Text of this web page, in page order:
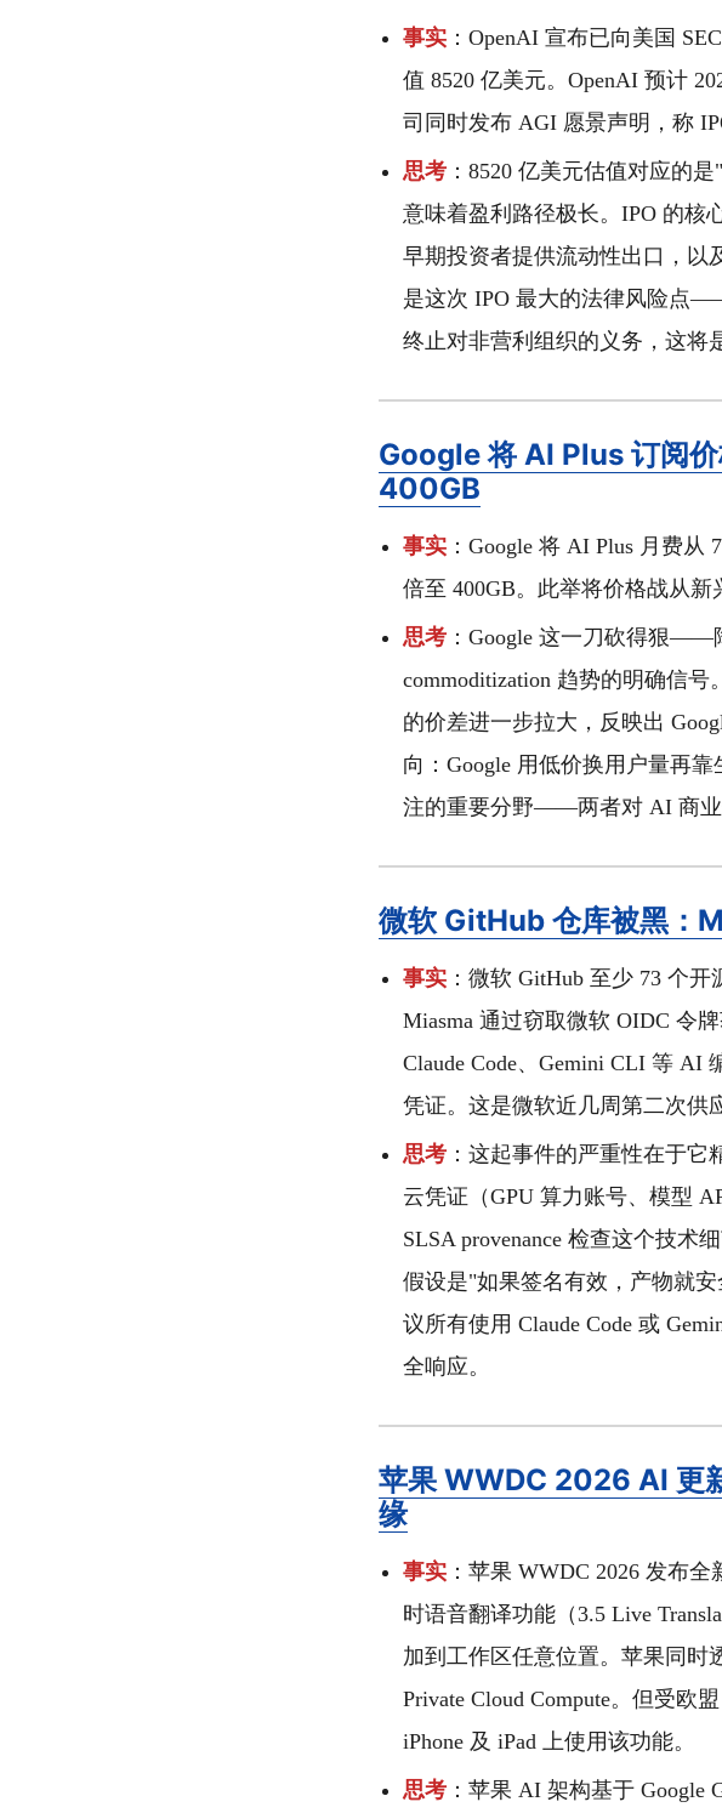
事实 ：OpenAI 宣布已向美国
值 8520 亿美元。OpenAI 预计
司同时发布 AGI 愿景声明，称
思考 ：8520 亿美元估值对应的
意味着盈利路径极长。IPO 的核
早期投资者提供流动性出口，以
是这次 IPO 最大的法律风险点
终止对非营利组织的义务，这将
Google 将 AI Plus 订阅
400GB
事实 ：Google 将 AI Plus 月费
倍至 400GB。此举将价格战从新
思考 ：Google 这一刀砍得狠——
commoditization 趋势的明确信号
的价差进一步拉大，反映出
向：Google 用低价换用户量再
注的重要分野——两者对 AI 商业
微软 GitHub 仓库被黑：
事实 ：微软 GitHub 至少 73 个
Miasma 通过窃取微软 OIDC 令
Claude Code、Gemini CLI 等 AI
凭证。这是微软近几周第二次供
思考 ：这起事件的严重性在于
云凭证（GPU 算力账号、模型
SLSA provenance 检查这个技术
假设是"如果签名有效，产物就
议所有使用 Claude Code 或
全响应。
苹果 WWDC 2026 AI 更
缘
事实 ：苹果 WWDC 2026 发布
时语音翻译功能（3.5 Live
加到工作区任意位置。苹果同时
Private Cloud Compute。但受欧
iPhone 及 iPad 上使用该功能。
思考 ：苹果 AI 架构基于